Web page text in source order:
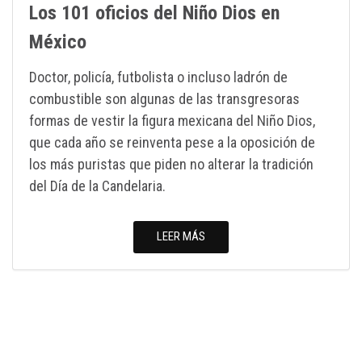
Los 101 oficios del Niño Dios en
México
Doctor, policía, futbolista o incluso ladrón de
combustible son algunas de las transgresoras
formas de vestir la figura mexicana del Niño Dios,
que cada año se reinventa pese a la oposición de
los más puristas que piden no alterar la tradición
del Día de la Candelaria.
LEER MÁS